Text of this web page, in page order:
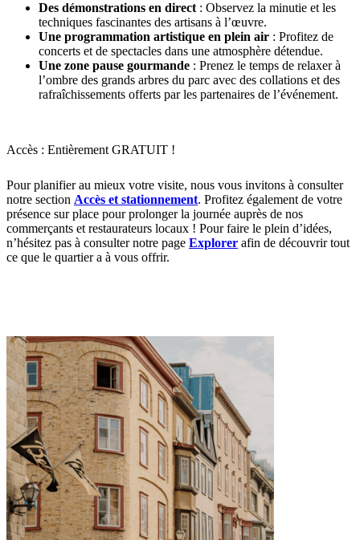
Des démonstrations en direct : Observez la minutie et les
techniques fascinantes des artisans à l’œuvre.
Une programmation artistique en plein air : Profitez de
concerts et de spectacles dans une atmosphère détendue.
Une zone pause gourmande : Prenez le temps de relaxer à
l’ombre des grands arbres du parc avec des collations et des
rafraîchissements offerts par les partenaires de l’événement.
Accès : Entièrement GRATUIT !
Pour planifier au mieux votre visite, nous vous invitons à consulter
notre section Accès et stationnement. Profitez également de votre
présence sur place pour prolonger la journée auprès de nos
commerçants et restaurateurs locaux ! Pour faire le plein d’idées,
n’hésitez pas à consulter notre page Explorer afin de découvrir tout
ce que le quartier a à vous offrir.